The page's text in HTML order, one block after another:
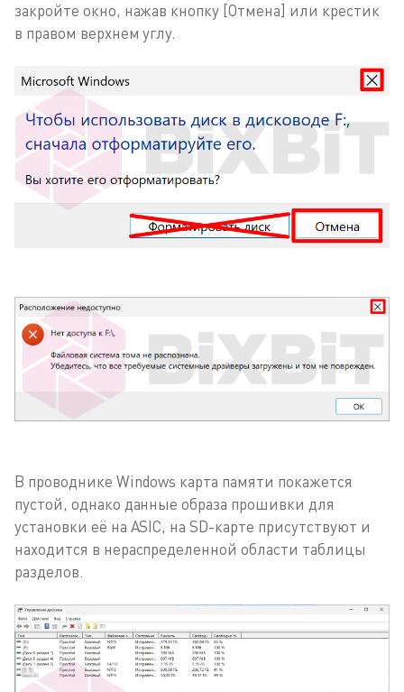
закройте окно, нажав кнопку [Отмена] или крестик
в правом верхнем углу.
В проводнике Windows карта памяти покажется
пустой, однако данные образа прошивки для
установки её на ASIC, на SD-карте присутствуют и
находится в нераспределенной области таблицы
разделов.